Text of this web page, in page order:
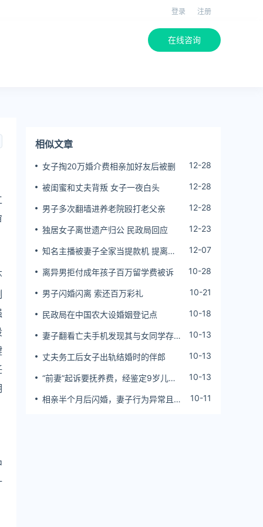
登录 注册
在线咨询
相似文章
女子掏20万婚介费相亲加好友后被删 12-28
被闺蜜和丈夫背叛 女子一夜白头 12-28
男子多次翻墙进养老院殴打老父亲 12-28
独居女子离世遗产归公 民政局回应 12-23
知名主播被妻子全家当提款机 提离婚
12-07
离异男拒付成年孩子百万留学费被诉 10-28
男子闪婚闪离 索还百万彩礼 10-21
民政局在中国农大设婚姻登记点 10-18
妻子翻看亡夫手机发现其与女同学存婚
10-13
丈夫务工后女子出轨结婚时的伴郎 10-13
“前妻”起诉要抚养费，经鉴定9岁儿子
10-13
相亲半个月后闪婚，妻子行为异常且持
10-11